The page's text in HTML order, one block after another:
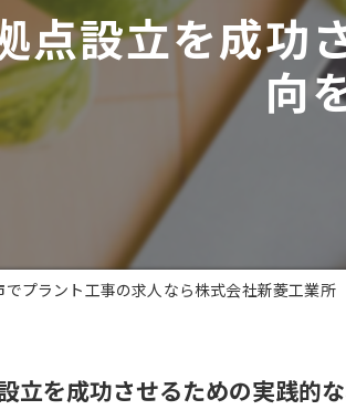
点設立を成功
向
でプラント工事の求人なら株式会社新菱工業所
立を成功させるための実践的